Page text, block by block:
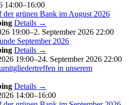
14:00–16:00
grünen Bank im August 2026
Details →
19:00–2. September 2026 22:00
September 2026
Details →
19:00–24. September 2026 22:00
in unserem
Details →
14:00–16:00